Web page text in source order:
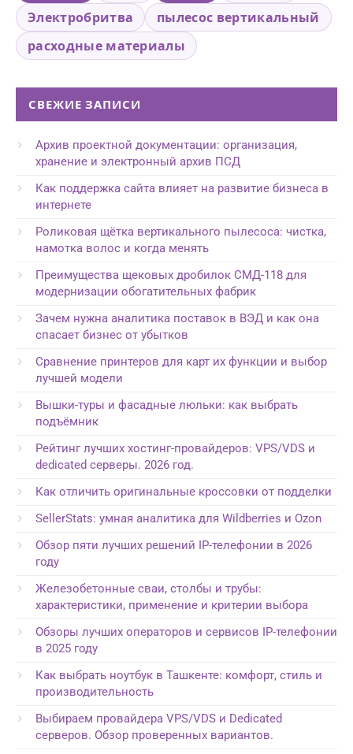
Электробритва
пылесос вертикальный
расходные материалы
СВЕЖИЕ ЗАПИСИ
Архив проектной документации: организация,
хранение и электронный архив ПСД
Как поддержка сайта влияет на развитие бизнеса в
интернете
Роликовая щётка вертикального пылесоса: чистка,
намотка волос и когда менять
Преимущества щековых дробилок СМД-118 для
модернизации обогатительных фабрик
Зачем нужна аналитика поставок в ВЭД и как она
спасает бизнес от убытков
Сравнение принтеров для карт их функции и выбор
лучшей модели
Вышки-туры и фасадные люльки: как выбрать
подъёмник
Рейтинг лучших хостинг-провайдеров: VPS/VDS и
dedicated серверы. 2026 год.
Как отличить оригинальные кроссовки от подделки
SellerStats: умная аналитика для Wildberries и Ozon
Обзор пяти лучших решений IP-телефонии в 2026
году
Железобетонные сваи, столбы и трубы:
характеристики, применение и критерии выбора
Обзоры лучших операторов и сервисов IP-телефонии
в 2025 году
Как выбрать ноутбук в Ташкенте: комфорт, стиль и
производительность
Выбираем провайдера VPS/VDS и Dedicated
серверов. Обзор проверенных вариантов.